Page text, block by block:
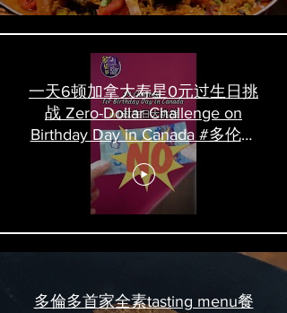
一天6顿加拿大寿星0元过生日挑
战 Zero-Dollar Challenge on
Birthday Day in Canada #多伦多
吃喝玩乐 #多伦多美食
#torontofood
多倫多首家全素tasting menu餐